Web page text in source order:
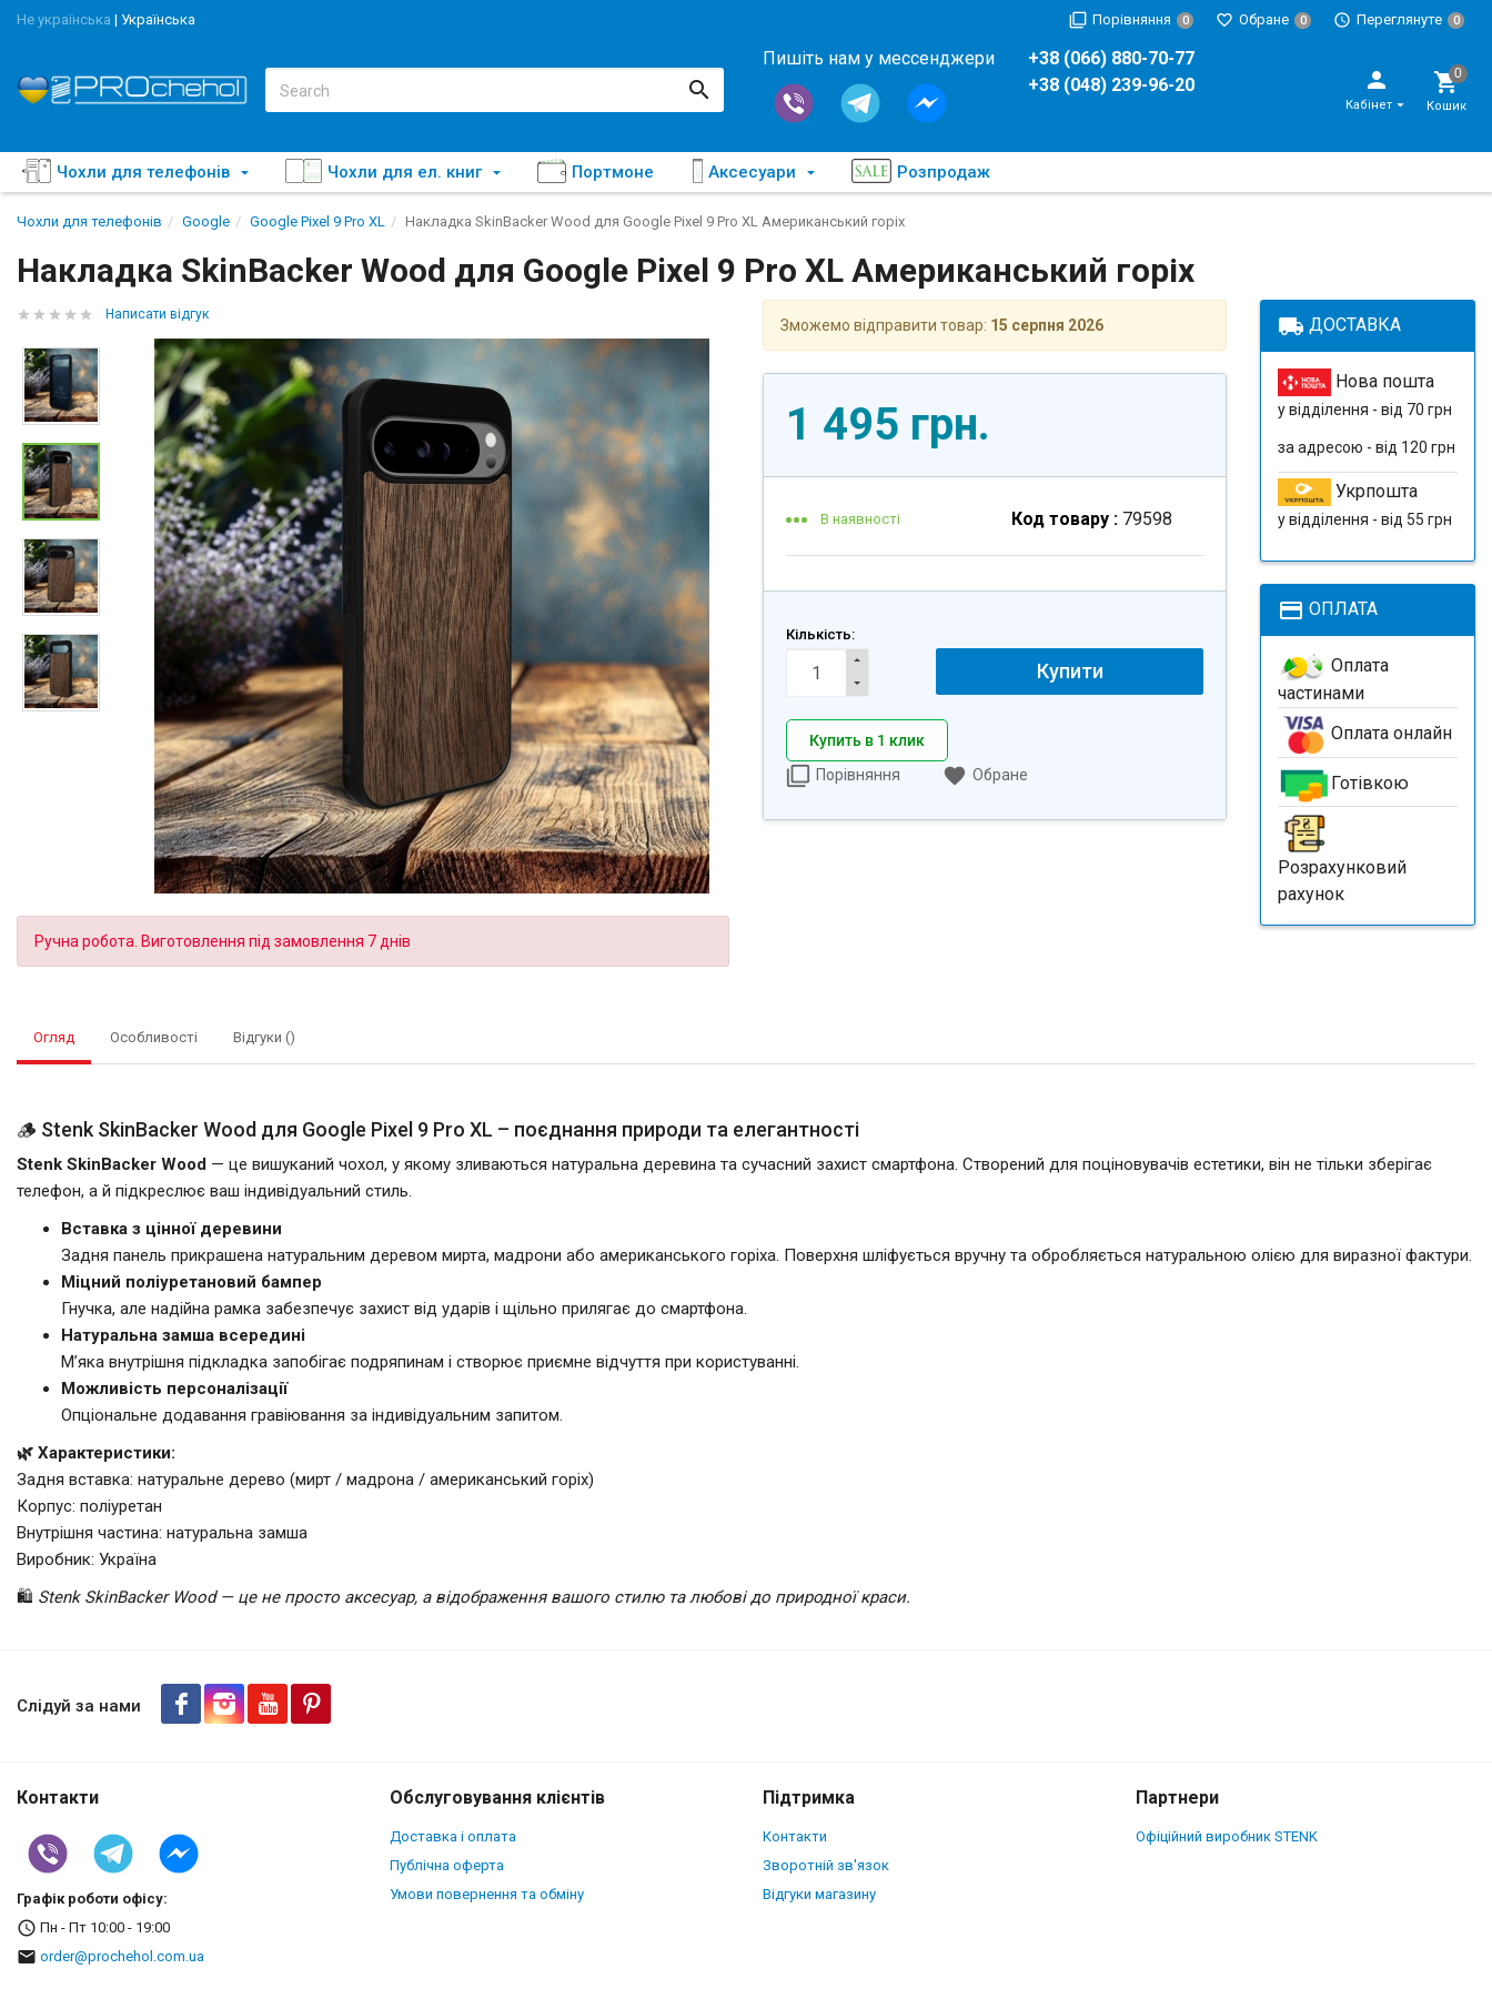
Не українська | Українська Порівняння 0 Обране 0 Переглянуте 0
Пишіть нам у мессенджери
+38 (066) 880-70-77
+38 (048) 239-96-20
Кабінет Кошик
Чохли для телефонів Чохли для ел. книг Портмоне Аксесуари Розпродаж
Чохли для телефонів Google Google Pixel 9 Pro XL Накладка SkinBacker Wood для Google Pixel 9 Pro XL Американський горіх
Накладка SkinBacker Wood для Google Pixel 9 Pro XL Американський горіх
Написати відгук
Ручна робота. Виготовлення під замовлення 7 днів
Зможемо відправити товар: 15 серпня 2026
1 495 грн.
В наявності Код товару : 79598
Кількість:
Купити
Купить в 1 клик
Порівняння
Обране
local_shipping ДОСТАВКА
Нова пошта
у відділення - від 70 грн
за адресою - від 120 грн
Укрпошта
у відділення - від 55 грн
payment ОПЛАТА
Оплата
частинами
Оплата онлайн
Готівкою
Розрахунковий
рахунок
Огляд Особливості Відгуки ()
🪵 Stenk SkinBacker Wood для Google Pixel 9 Pro XL – поєднання природи та елегантності
Stenk SkinBacker Wood — це вишуканий чохол, у якому зливаються натуральна деревина та сучасний захист смартфона. Створений для поціновувачів естетики, він не тільки зберігає
телефон, а й підкреслює ваш індивідуальний стиль.
Вставка з цінної деревини
Задня панель прикрашена натуральним деревом мирта, мадрони або американського горіха. Поверхня шліфується вручну та обробляється натуральною олією для виразної фактури.
Міцний поліуретановий бампер
Гнучка, але надійна рамка забезпечує захист від ударів і щільно прилягає до смартфона.
Натуральна замша всередині
М’яка внутрішня підкладка запобігає подряпинам і створює приємне відчуття при користуванні.
Можливість персоналізації
Опціональне додавання гравіювання за індивідуальним запитом.
🌿 Характеристики:
Задня вставка: натуральне дерево (мирт / мадрона / американський горіх)
Корпус: поліуретан
Внутрішня частина: натуральна замша
Виробник: Україна
🛍️ Stenk SkinBacker Wood — це не просто аксесуар, а відображення вашого стилю та любові до природної краси.
Накладка SkinBacker Wood для Google Pixel 9 Pro XL
Американський горіх
Слідуй за нами
Контакти
Графік роботи офісу:
Пн - Пт 10:00 - 19:00
order@prochehol.com.ua
Обслуговування клієнтів
Доставка і оплата
Публічна оферта
Умови повернення та обміну
Підтримка
Контакти
Зворотній зв'язок
Відгуки магазину
Партнери
Офіційний виробник STENK